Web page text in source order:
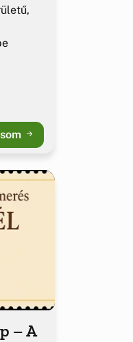
– A